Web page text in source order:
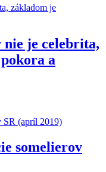
nie je celebrita,
a
somelierov